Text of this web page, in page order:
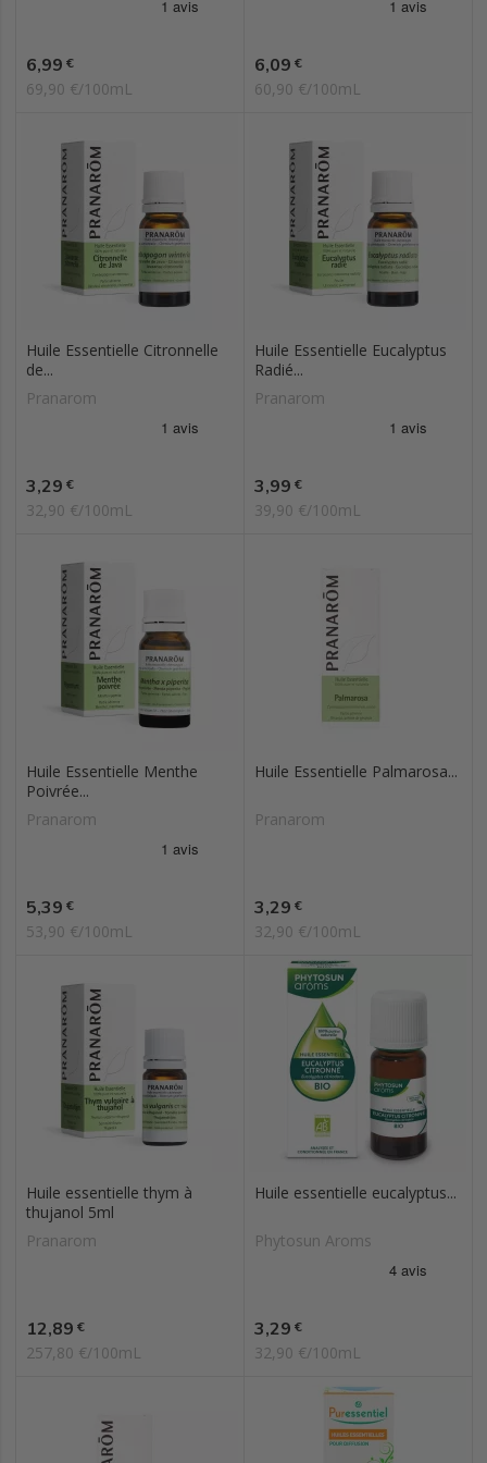
Prix
6,99 €
69,90 €/100mL
Prix
6,09 €
60,90 €/100mL
Huile Essentielle Citronnelle
de...
Pranarom
Prix
3,29 €
32,90 €/100mL
Huile Essentielle Eucalyptus
Radié...
Pranarom
Prix
3,99 €
39,90 €/100mL
Huile Essentielle Menthe
Poivrée...
Pranarom
Prix
5,39 €
53,90 €/100mL
Huile Essentielle Palmarosa...
Pranarom
Prix
3,29 €
32,90 €/100mL
Huile essentielle thym à
thujanol 5ml
Pranarom
Prix
12,89 €
257,80 €/100mL
Huile essentielle eucalyptus...
Phytosun Aroms
Prix
3,29 €
32,90 €/100mL